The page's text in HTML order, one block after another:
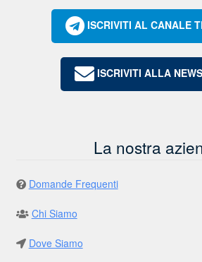
ISCRIVITI AL CANALE
ISCRIVITI ALLA
La nostra
Domande Frequenti
Chi Siamo
Dove Siamo